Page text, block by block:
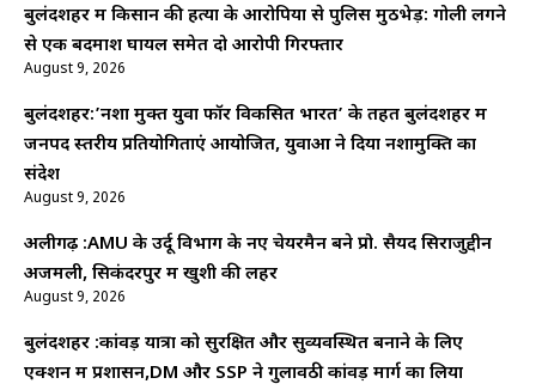
बुलंदशहर में किसान की हत्या के आरोपियों से पुलिस मुठभेड़: गोली लगने
से एक बदमाश घायल समेत दो आरोपी गिरफ्तार
August 9, 2026
बुलंदशहर:’नशा मुक्त युवा फॉर विकसित भारत’ के तहत बुलंदशहर में
जनपद स्तरीय प्रतियोगिताएं आयोजित, युवाओं ने दिया नशामुक्ति का
संदेश
August 9, 2026
अलीगढ़ :AMU के उर्दू विभाग के नए चेयरमैन बने प्रो. सैयद सिराजुद्दीन
अजमली, सिकंदरपुर में खुशी की लहर
August 9, 2026
बुलंदशहर :कांवड़ यात्रा को सुरक्षित और सुव्यवस्थित बनाने के लिए
एक्शन में प्रशासन,DM और SSP ने गुलावठी कांवड़ मार्ग का लिया